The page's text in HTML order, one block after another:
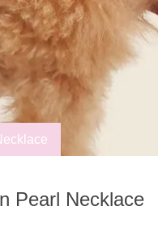
Pearl Necklace